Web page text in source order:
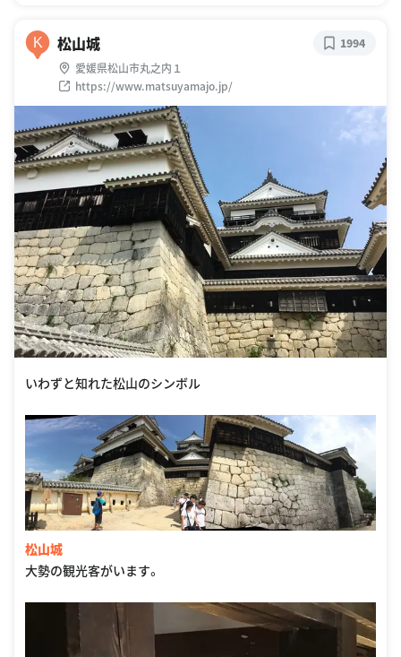
K 松山城
愛媛県松山市丸之内１
https://www.matsuyamajo.jp/
1994
いわずと知れた松山のシンボル
松山城
大勢の観光客がいます。